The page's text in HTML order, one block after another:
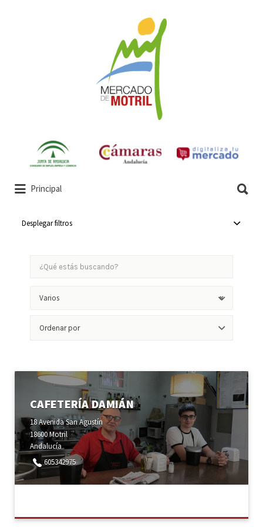
Principal
por:
Desplegar filtros
×
Varios
por:
CAFETERÍA DAMIÁN
18 Avenida San Agustín
18600 Motril
Andalucía
605342975